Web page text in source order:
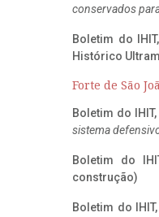
conservados
Boletim do
Histórico
Forte de São
Boletim do
sistema
Boletim do
construção)
Boletim do